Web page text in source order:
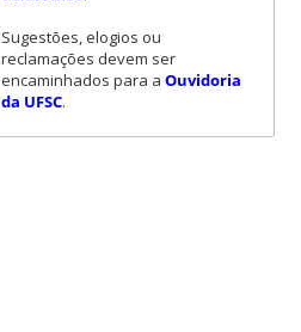
Sugestões, elogios ou
reclamações devem ser
encaminhados para a Ouvidoria
da UFSC.